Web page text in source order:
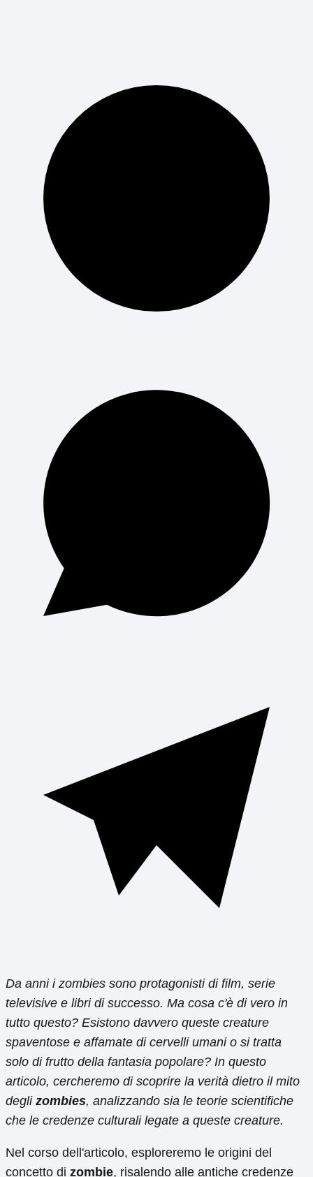
Da anni i zombies sono protagonisti di film, serie
televisive e libri di successo. Ma cosa c'è di vero in
tutto questo? Esistono davvero queste creature
spaventose e affamate di cervelli umani o si tratta
solo di frutto della fantasia popolare? In questo
articolo, cercheremo di scoprire la verità dietro il mito
degli zombies, analizzando sia le teorie scientifiche
che le credenze culturali legate a queste creature.
Nel corso dell'articolo, esploreremo le origini del
concetto di zombie, risalendo alle antiche credenze